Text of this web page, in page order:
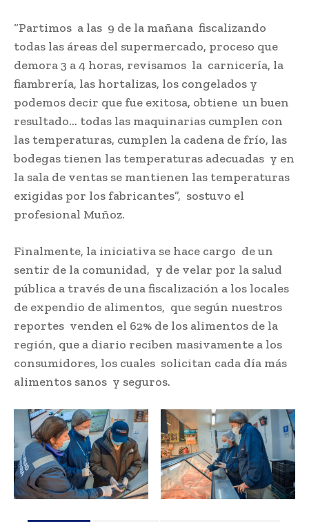
“Partimos a las 9 de la mañana fiscalizando
todas las áreas del supermercado, proceso que
demora 3 a 4 horas, revisamos la carnicería, la
fiambrería, las hortalizas, los congelados y
podemos decir que fue exitosa, obtiene un buen
resultado… todas las maquinarias cumplen con
las temperaturas, cumplen la cadena de frío, las
bodegas tienen las temperaturas adecuadas y en
la sala de ventas se mantienen las temperaturas
exigidas por los fabricantes”, sostuvo el
profesional Muñoz.
Finalmente, la iniciativa se hace cargo de un
sentir de la comunidad, y de velar por la salud
pública a través de una fiscalización a los locales
de expendio de alimentos, que según nuestros
reportes venden el 62% de los alimentos de la
región, que a diario reciben masivamente a los
consumidores, los cuales solicitan cada día más
alimentos sanos y seguros.